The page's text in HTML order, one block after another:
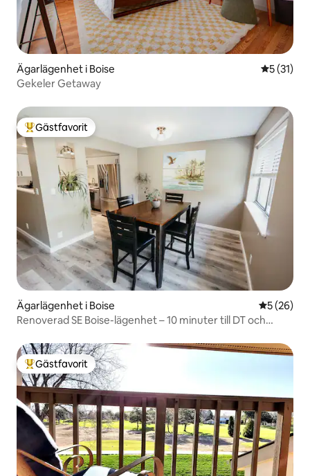
Ägarlägenhet i Boise 5 av 5 i
5 (31)
Gekeler Getaway
Populär gästfavorit
Gästfavorit
Ägarlägenhet i Boise 5 av 5 i
5 (26)
Renoverad SE Boise-lägenhet – 10 minuter till DT och
Populär gästfavorit
Gästfavorit